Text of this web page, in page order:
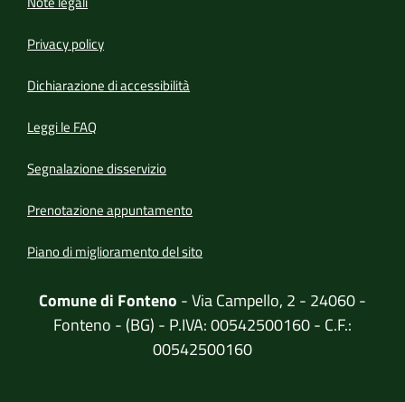
Privacy policy
Dichiarazione di accessibilità
Leggi le FAQ
Segnalazione disservizio
Prenotazione appuntamento
Piano di miglioramento del sito
Comune di Fonteno - Via Campello, 2 - 24060 -
Fonteno - (BG) - P.IVA: 00542500160 - C.F.:
00542500160